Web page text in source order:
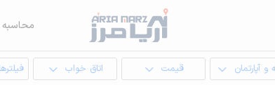
و آپارتمان قیمت اتاق خواب